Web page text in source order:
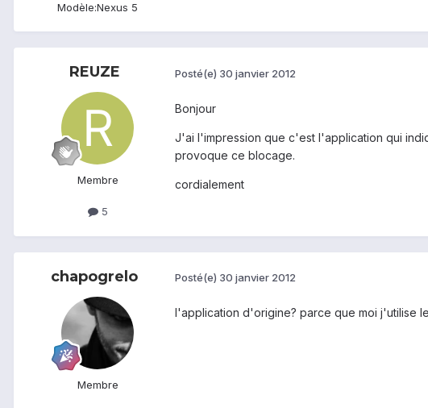
Modèle:Nexus 5
REUZE
Membre
5
Posté(e) 30 janvier 2012
Bonjour
J'ai l'impression que c'est l'application qui
provoque ce blocage.
cordialement
chapogrelo
Membre
Posté(e) 30 janvier 2012
l'application d'origine? parce que moi j'utilise